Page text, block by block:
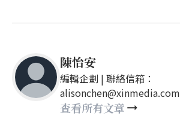
陳怡安
編輯企劃 | 聯絡信箱：
alisonchen@xinmedia.com
查看所有文章